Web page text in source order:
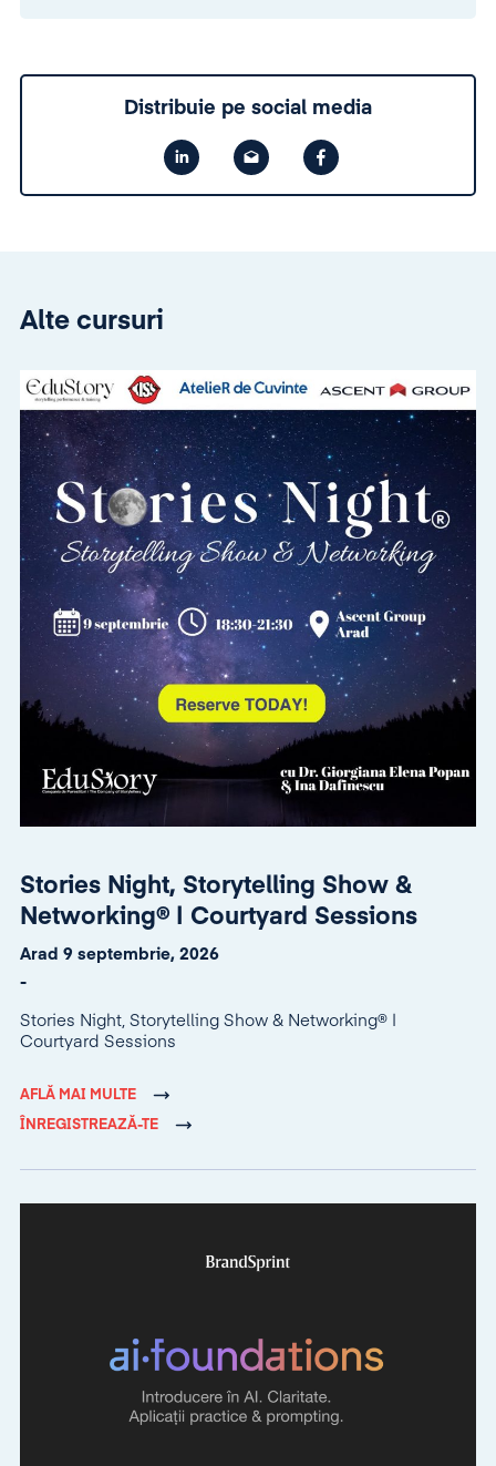
Distribuie pe social media
Alte cursuri
Stories Night, Storytelling Show &
Networking® | Courtyard Sessions
Arad 9 septembrie, 2026
-
Stories Night, Storytelling Show & Networking® |
Courtyard Sessions
AFLĂ MAI MULTE
ÎNREGISTREAZĂ-TE